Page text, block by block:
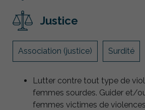
Justice
Association (justice) Surdité
Lutter contre tout type de
femmes sourdes. Guider et/
femmes victimes de